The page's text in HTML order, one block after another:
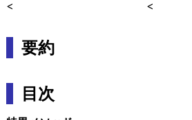
要約
目次